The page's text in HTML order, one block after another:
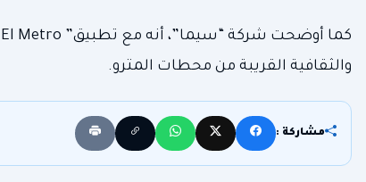
والثقافية القريبة من محطات المترو.
مشاركة :